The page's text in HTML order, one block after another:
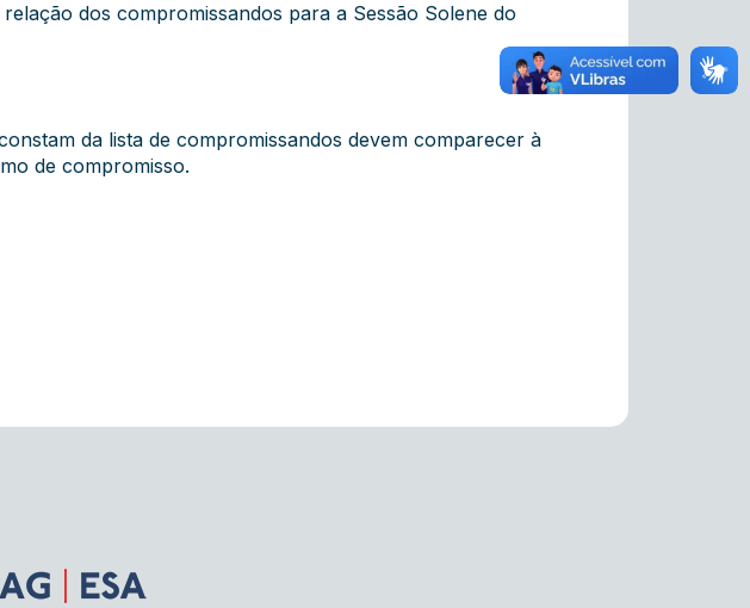
dos compromissandos para a Sessão Solene do
da lista de compromissandos devem comparecer à
de compromisso.